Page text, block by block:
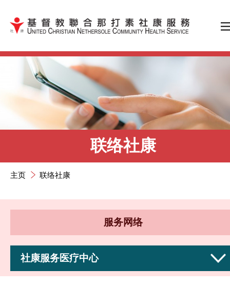
跳到内容（按输入键）
联络社康
主页 联络社康
服务网络
社康服务医疗中心